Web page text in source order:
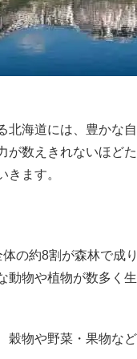
北海道には、豊かな
が数えきれないほど
ます。
の約8割が森林で成
動物や植物が数多く
穀物や野菜・果物な